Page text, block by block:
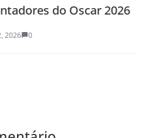
do Oscar 2026